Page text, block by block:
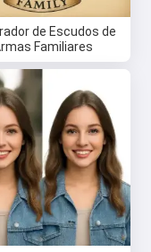
de Escudos de
Familiares